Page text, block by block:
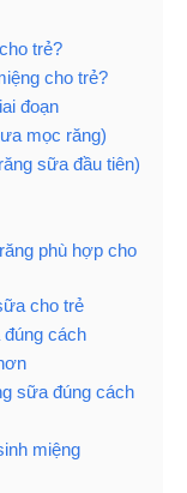
trẻ?
cho trẻ?
đoạn
mọc răng)
sữa đầu tiên)
phù hợp cho
cho trẻ
cách
sữa đúng cách
miệng